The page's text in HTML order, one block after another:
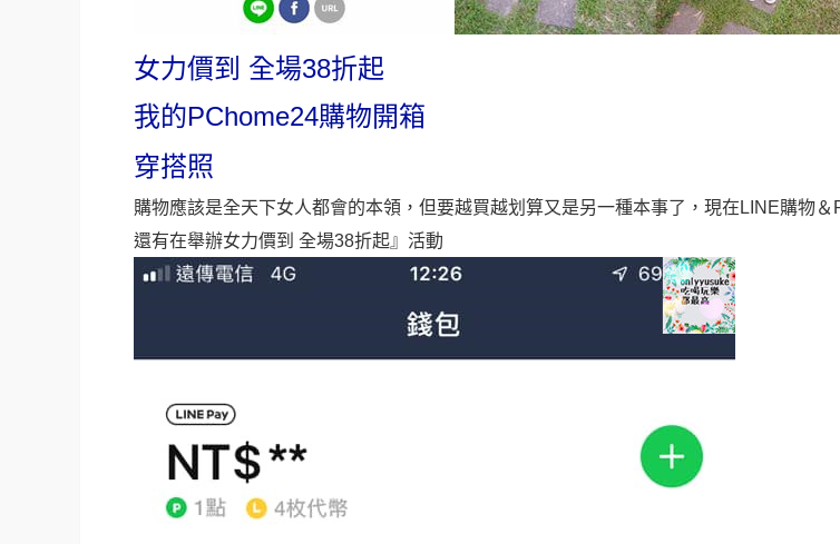
女力價到 全場38折起
我的PChome24購物開箱
穿搭照
購物應該是全天下女人都會的本領，但要越買越划算又是另一種本事了，現在LINE購物
還有在舉辦女力價到 全場38折起』活動